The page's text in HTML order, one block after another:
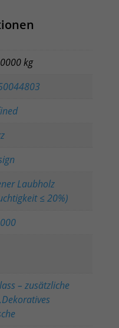
kg
Laubholz
≤ 20%)
– zusätzliche